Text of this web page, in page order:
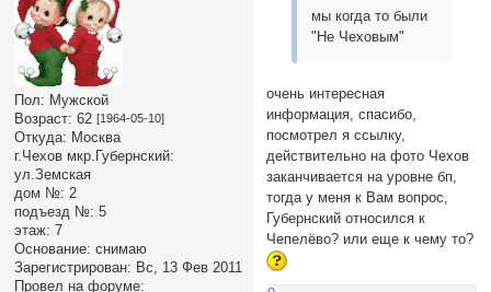
Пол: Мужской
Возраст: 62 [1964-05-10]
Откуда: Москва
г.Чехов мкр.Губернский:
ул.Земская
дом №: 2
подъезд №: 5
этаж: 7
Основание: снимаю
Зарегистрирован: Вс, 13 Фев 2011
Провел на форуме:
мы когда то были
"Не Чеховым"
очень интересная
информация, спасибо,
посмотрел я ссылку,
действительно на фото Чехов
заканчивается на уровне бп,
тогда у меня к Вам вопрос,
Губернский относился к
Чепелёво? или еще к чему то?